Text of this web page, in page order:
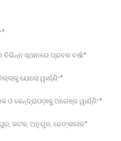
ହୋଇ ଘରେ ଲାଗିଲା ନିଆଁ ଅଳ୍ପକେ
ପରୀକ୍ଷାର ପ୍ରଶ୍ନ ପତ୍ର ଲିକ୍ ଘଟଣାର
ତଦନ୍ତ ଦାବି କଲା ମାନବ ଅଧିକାର
ମହିଳା ମୃତ, ହତ୍ୟା ଅଭିଯୋଗ ଆଣିଲେ
ବିଭିନ୍ନ ସ୍ଥାନରେ ପ୍ରବଳ ବର୍ଷା*
ୟେଲୋ ୱାର୍ଣ୍ଣିଂ*
କେନ୍ଦ୍ରାପଡ଼ାକୁ ଅରେଞ୍ଜ ୱାର୍ଣ୍ଣିଂ*
କଟକ, ଅନୁଗୁଳ, ଢେଙ୍କାନାଳ*